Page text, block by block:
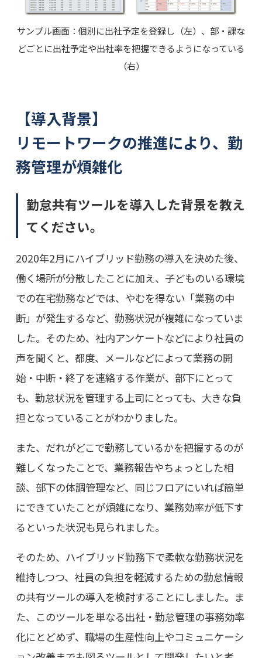
サンプル画面：個別に出社予定を登録し（左）、部・課な
どごとに出社予定や出社率を把握できるようになっている
（右）
【導入背景】
リモートワークの推進により、勤
務管理が煩雑化
勤怠共有ツールを導入した背景を教え
てください。
2020年2月にハイブリッド勤務の導入を決めた後、
働く場所が分散したことに加え、子どものいる環境
での在宅勤務などでは、やむを得ない「業務の中
断」が発生するなど、勤務状況が複雑になっていま
した。そのため、社内アンケートなどにより社員の
声を聞くと、都度、メールなどによって業務の開
始・中断・終了を連絡する作業が、部下にとって
も、勤怠状況を管理する上司にとっても、大きな負
担となっていることがわかりました。
また、だれがどこで勤務しているかを把握するのが
難しくなったことで、業務報告やちょっとした相
談、部下の体調管理など、同じフロアにいれば簡単
にできていたことが煩雑になり、業務効率が低下す
るといった状況も見られました。
そのため、ハイブリッド勤務下で柔軟な勤務状況を
維持しつつ、社員の負担を軽減するための勤怠情報
の共有ツールの導入を検討することにしました。ま
た、このツールを単なる出社・勤怠管理の事務効率
化にとどめず、職場の生産性向上やコミュニケーシ